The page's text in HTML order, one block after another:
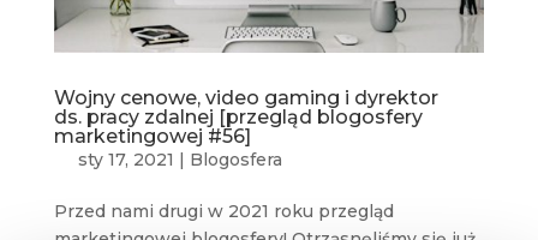
Wojny cenowe, video gaming i dyrektor
ds. pracy zdalnej [przegląd blogosfery
marketingowej #56]
sty 17, 2021 | Blogosfera
Przed nami drugi w 2021 roku przegląd